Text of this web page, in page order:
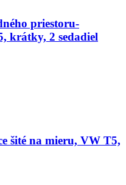
priestoru-
krátky, 2 sedadiel
šité na mieru, VW T5,